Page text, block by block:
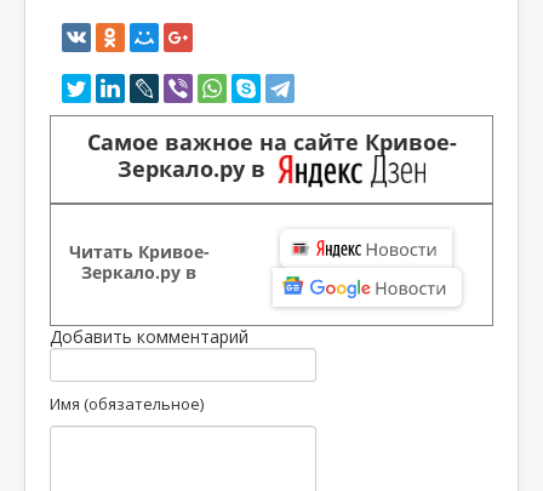
Самое важное на сайте Кривое-
Зеркало.ру в
Читать Кривое-
Зеркало.ру в
Добавить комментарий
Имя (обязательное)